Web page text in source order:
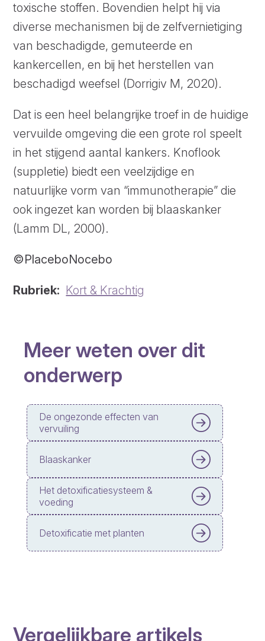
toxische stoffen. Bovendien helpt hij via
diverse mechanismen bij de zelfvernietiging
van beschadigde, gemuteerde en
kankercellen, en bij het herstellen van
beschadigd weefsel (Dorrigiv M, 2020).
Dat is een heel belangrijke troef in de huidige
vervuilde omgeving die een grote rol speelt
in het stijgend aantal kankers. Knoflook
(suppletie) biedt een veelzijdige en
natuurlijke vorm van “immunotherapie” die
ook ingezet kan worden bij blaaskanker
(Lamm DL, 2000).
©PlaceboNocebo
Rubriek Kort & Krachtig
Meer weten over dit
onderwerp
De ongezonde effecten van
vervuiling
Blaaskanker
Het detoxificatiesysteem &
voeding
Detoxificatie met planten
Vergelijkbare artikels